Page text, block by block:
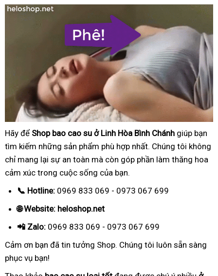
Hãy để Shop bao cao su ở Linh Hòa Bình Chánh giúp bạn
tìm kiếm những sản phẩm phù hợp nhất. Chúng tôi không
chỉ mang lại sự an toàn mà còn góp phần làm thăng hoa
cảm xúc trong cuộc sống của bạn.
📞 Hotline: 0969 833 069 - 0973 067 699
🌐 Website: heloshop.net
📲 Zalo: 0969 833 069 - 0973 067 699
Cảm ơn bạn đã tin tưởng Shop. Chúng tôi luôn sẵn sàng
phục vụ bạn!